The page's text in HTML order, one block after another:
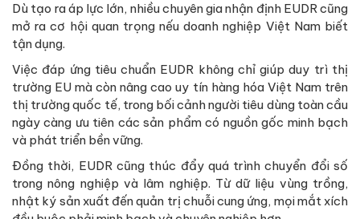
Dù tạo ra áp lực lớn, nhiều chuyên gia nhận định EUDR cũng
mở ra cơ hội quan trọng nếu doanh nghiệp Việt Nam biết
tận dụng.
Việc đáp ứng tiêu chuẩn EUDR không chỉ giúp duy trì thị
trường EU mà còn nâng cao uy tín hàng hóa Việt Nam trên
thị trường quốc tế, trong bối cảnh người tiêu dùng toàn cầu
ngày càng ưu tiên các sản phẩm có nguồn gốc minh bạch
và phát triển bền vững.
Đồng thời, EUDR cũng thúc đẩy quá trình chuyển đổi số
trong nông nghiệp và lâm nghiệp. Từ dữ liệu vùng trồng,
nhật ký sản xuất đến quản trị chuỗi cung ứng, mọi mắt xích